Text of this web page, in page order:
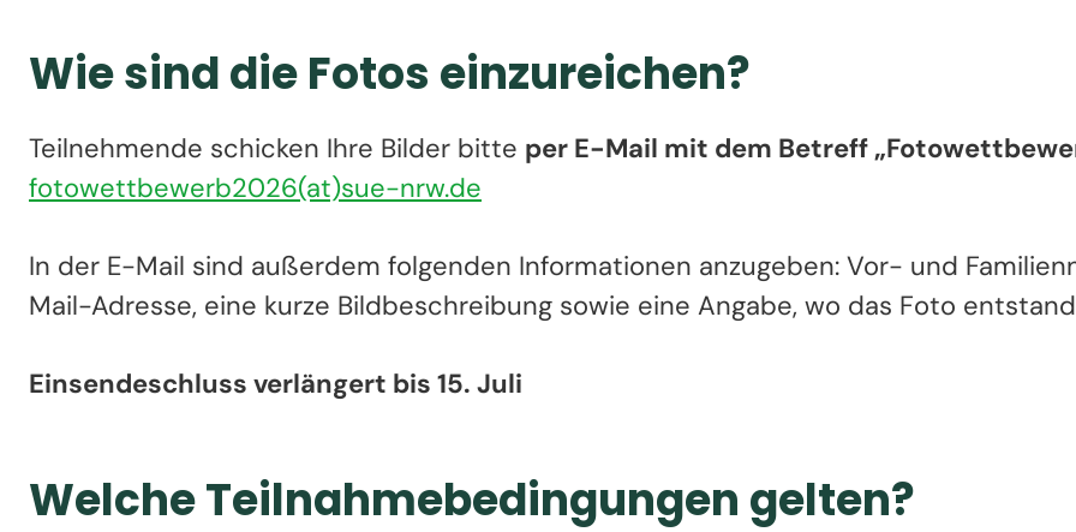
Wie sind die Fotos einzureichen?
Teilnehmende schicken Ihre Bilder bitte per E-Mail mit dem Betreff
fotowettbewerb2026(at)sue-nrw.de
In der E-Mail sind außerdem folgenden Informationen anzugeben: Vor- und
Mail-Adresse, eine kurze Bildbeschreibung sowie eine Angabe, wo das Foto
Einsendeschluss verlängert bis 15. Juli
Welche Teilnahmebedingungen gelten?